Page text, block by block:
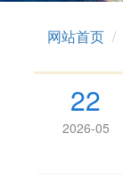
网站首页
22
2026-05